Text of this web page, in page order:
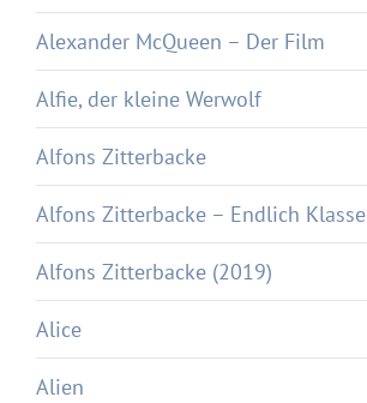
Alexander McQueen – Der Film
Alfie, der kleine Werwolf
Alfons Zitterbacke
Alfons Zitterbacke – Endlich
Alfons Zitterbacke (2019)
Alice
Alien